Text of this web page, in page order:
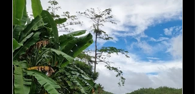
Tajlandii. Jest gorąco i parno, bardzo
zielono i miejscami naprawdę dziko.
A do tego niesamowici Tajowie,
którzy zawsze są uśmiechnięci i
gościnn